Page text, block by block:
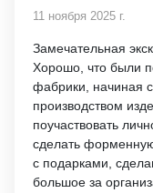
11 ноября 2025 г.
Замечательная
Хорошо, что были
фабрики, начиная
производством
поучаствовать
сделать
с подарками,
большое за